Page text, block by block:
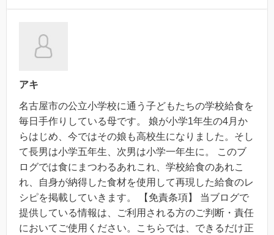
アキ
名古屋市の公立小学校に通う子どもたちの学校給食を
毎日手作りしている母です。 娘が小学1年生の4月か
らはじめ、今ではその娘も高校生になりました。そし
て長男は小学五年生、次男は小学一年生に。 このブ
ログでは食にまつわるあれこれ、学校給食のあれこ
れ、自身が納得した食材を使用して再現した給食のレ
シピを掲載していきます。 【免責条項】 当ブログで
提供している情報は、ご利用される方のご判断・責任
においてご使用ください。こちらでは、できるだけ正